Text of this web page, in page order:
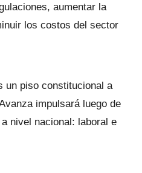
aumentar la
los costos del sector
un piso constitucional a
impulsará luego de
nivel nacional: laboral e